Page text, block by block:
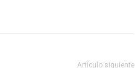
Artículo siguiente